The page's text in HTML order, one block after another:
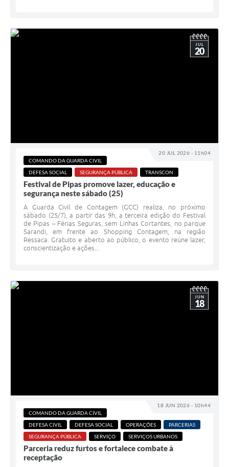
20 JUL 2026 - 11h04
JUL
20
COMANDO DA GUARDA CIVIL
DEFESA SOCIAL
SEGURANÇA PÚBLICA TRANSCON
Festival de Pipas promove lazer, educação e
segurança neste sábado (25)
A Guarda Civil de Contagem (GCC) realiza, no próximo
sábado (25/7), a partir das 9h, a terceira edição do Festival
de Pipas – Férias Seguras, sem Linhas Cortantes, no parque
Sarandi, em frente ao Shopping Contagem, na região
Ressaca. Gratuito e aberto ao público, o evento reúne lazer,
conscientização e ações...
18 JUN 2026 - 10h44
JUN
18
COMANDO DA GUARDA CIVIL
DEFESA CIVIL
DEFESA SOCIAL OPERAÇÕES
PARCERIAS
SEGURANÇA PÚBLICA
SERVIÇO SERVIÇOS URBANOS
Parceria reduz furtos e fortalece combate à
receptação